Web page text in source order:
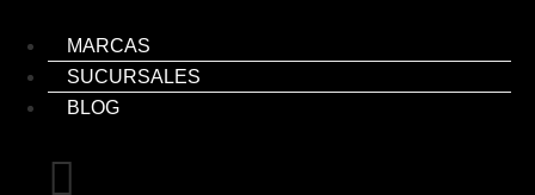
MARCAS
SUCURSALES
BLOG